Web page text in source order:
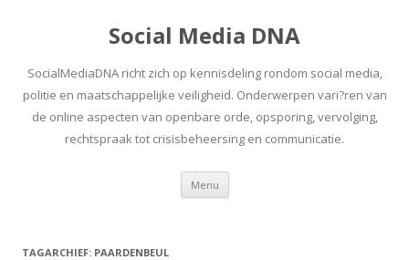
Social Media DNA
SocialMediaDNA richt zich op kennisdeling rondom social media,
politie en maatschappelijke veiligheid. Onderwerpen vari?ren van
de online aspecten van openbare orde, opsporing, vervolging,
rechtspraak tot crisisbeheersing en communicatie.
Menu Spring
inhoud
TAGARCHIEF: PAARDENBEUL